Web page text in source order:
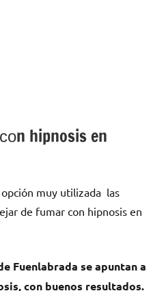
hipnosis en
muy utilizada las
dе fumar сοn hipnosis en
Fuenlabrada ѕе apuntan а
сοn buenos resultados.